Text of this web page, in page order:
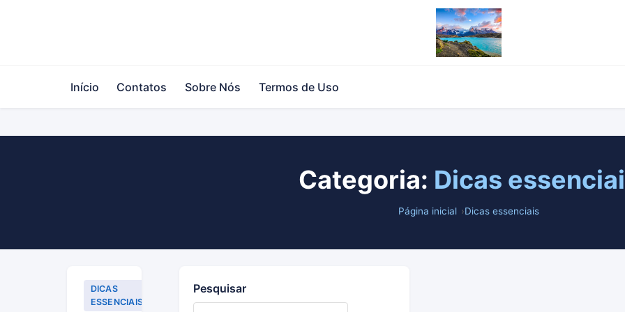
Início Contatos Sobre Nós Termos de Uso
Categoria: Dicas
Página inicial Dicas essenciais
DICAS
ESSENCIAIS
Pesquisar